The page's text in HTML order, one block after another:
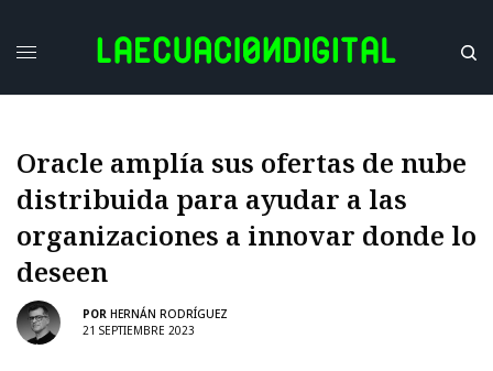
Oracle amplía sus ofertas de nube
distribuida para ayudar a las
organizaciones a innovar donde lo
deseen
POR HERNÁN RODRÍGUEZ
21 SEPTIEMBRE 2023